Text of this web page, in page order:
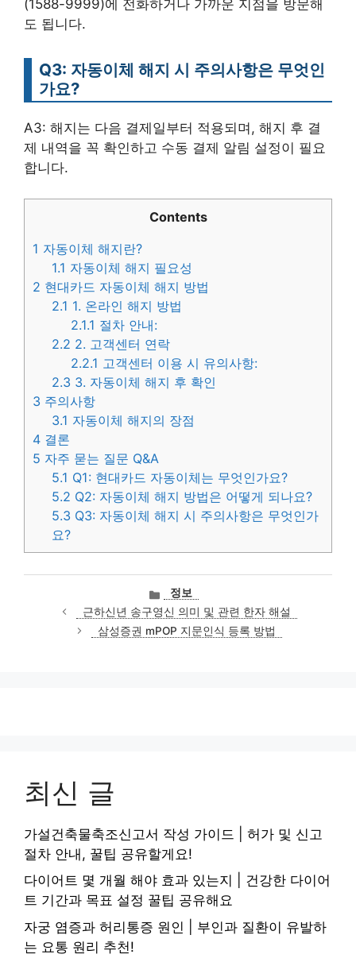
(1588-9999)에 전화하거나 가까운 지점을 방문해
도 됩니다.
Q3: 자동이체 해지 시 주의사항은 무엇인
가요?
A3: 해지는 다음 결제일부터 적용되며, 해지 후 결
제 내역을 꼭 확인하고 수동 결제 알림 설정이 필요
합니다.
Contents
1 자동이체 해지란?
1.1 자동이체 해지 필요성
2 현대카드 자동이체 해지 방법
2.1 1. 온라인 해지 방법
2.1.1 절차 안내:
2.2 2. 고객센터 연락
2.2.1 고객센터 이용 시 유의사항:
2.3 3. 자동이체 해지 후 확인
3 주의사항
3.1 자동이체 해지의 장점
4 결론
5 자주 묻는 질문 Q&A
5.1 Q1: 현대카드 자동이체는 무엇인가요?
5.2 Q2: 자동이체 해지 방법은 어떻게 되나요?
5.3 Q3: 자동이체 해지 시 주의사항은 무엇인가
요?
카
테
고
리
정보
근하신년 송구영신 의미 및 관련 한자 해설
삼성증권 mPOP 지문인식 등록 방법
최신 글
가설건축물축조신고서 작성 가이드 | 허가 및 신고
절차 안내, 꿀팁 공유할게요!
다이어트 몇 개월 해야 효과 있는지 | 건강한 다이어
트 기간과 목표 설정 꿀팁 공유해요
자궁 염증과 허리통증 원인 | 부인과 질환이 유발하
는 요통 원리 추천!